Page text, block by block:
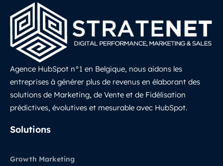
Agence HubSpot n°1 en Belgique, nous aidons les
entreprises à générer plus de revenus en élaborant des
solutions de Marketing, de Vente et de Fidélisation
prédictives, évolutives et mesurable avec HubSpot.
Solutions
Growth Marketing